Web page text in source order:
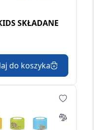
SKŁADANE
do koszyka